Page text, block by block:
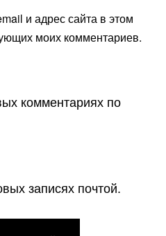
и адрес сайта в этом
моих комментариев.
комментариях по
записях почтой.